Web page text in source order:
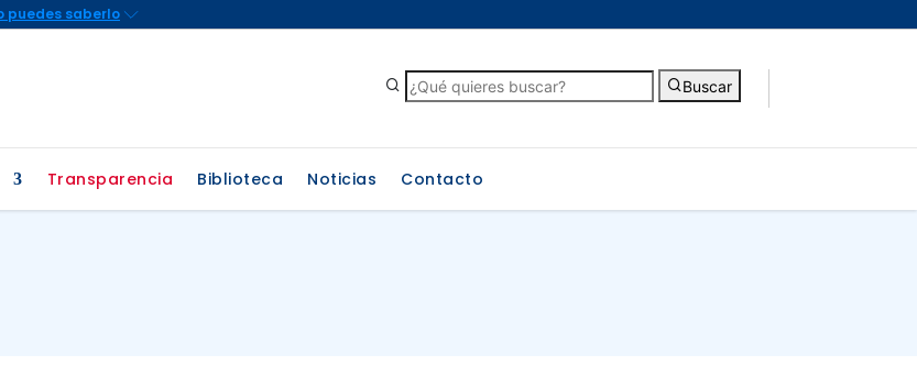
Buscar
Transparencia Biblioteca Noticias Contacto